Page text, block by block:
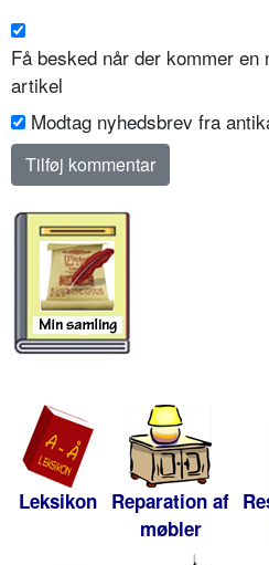
Få besked når der kommer
artikel
Modtag nyhedsbrev fra
Leksikon Reparation af
møbler